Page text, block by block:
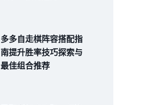
多多自走棋阵容搭配指
南提升胜率技巧探索与
最佳组合推荐